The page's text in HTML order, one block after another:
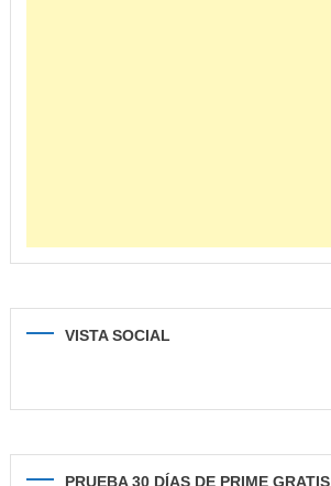
VISTA SOCIAL
PRUEBA 30 DÍAS DE PRIME GRATIS